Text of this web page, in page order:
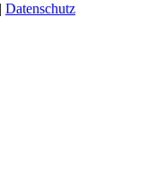
| Datenschutz